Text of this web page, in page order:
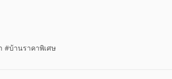
#บ้านราคาพิเศษ